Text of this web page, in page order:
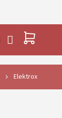
NÁKUPNÍ
KOŠÍK
Elektrox